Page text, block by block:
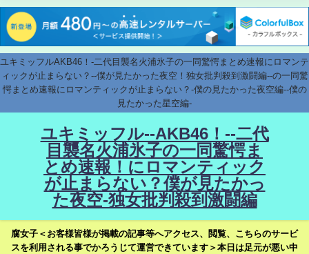
ユキミッフルAKB46！-二代目襲名火浦氷子の一同驚愕まとめ速報にロマンテ
ィックが止まらない？--僕が見たかった夜空！独女批判殺到激闘編--の一同驚
愕まとめ速報にロマンティックが止まらない？-僕の見たかった夜空編--僕の
見たかった星空編-
ユキミッフル--AKB46！--二代
目襲名火浦氷子の一同驚愕ま
とめ速報！にロマンティック
が止まらない？僕が見たかっ
た夜空-独女批判殺到激闘編
腐女子＜お客様皆様が掲載の記事等へアクセス、閲覧、こちらのサービ
スを利用される事でかろうじて運営できています＞本日は足元が悪い中